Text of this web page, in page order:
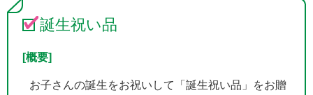
誕生祝い品
[概要]
お子さんの誕生をお祝いして「誕生祝い品」をお贈